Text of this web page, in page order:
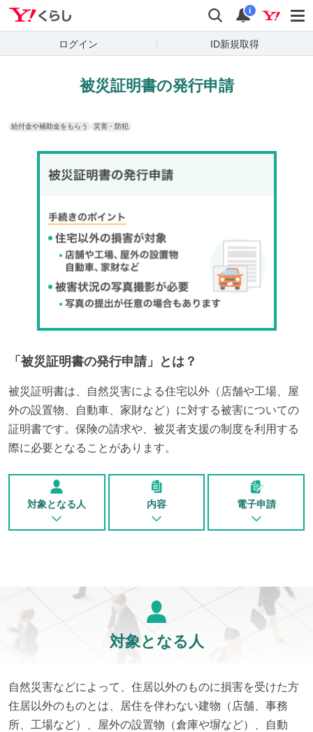
検索 通知
i
ログイン ID新規取得
被災証明書の発行申請
給付金や補助金をもらう 災害・防犯
「 被災証明書の発行申請」とは？
被災証明書は、自然災害による住宅以外（店舗や工場、屋
外の設置物、自動車、家財など）に対する被害についての
証明書です。保険の請求や、被災者支援の制度を利用する
際に必要となることがあります。
対象となる人 内容 電子申請
対象となる人
自然災害などによって、住居以外のものに損害を受けた方
住居以外のものとは、居住を伴わない建物（店舗、事務
所、工場など）、屋外の設置物（倉庫や塀など）、自動